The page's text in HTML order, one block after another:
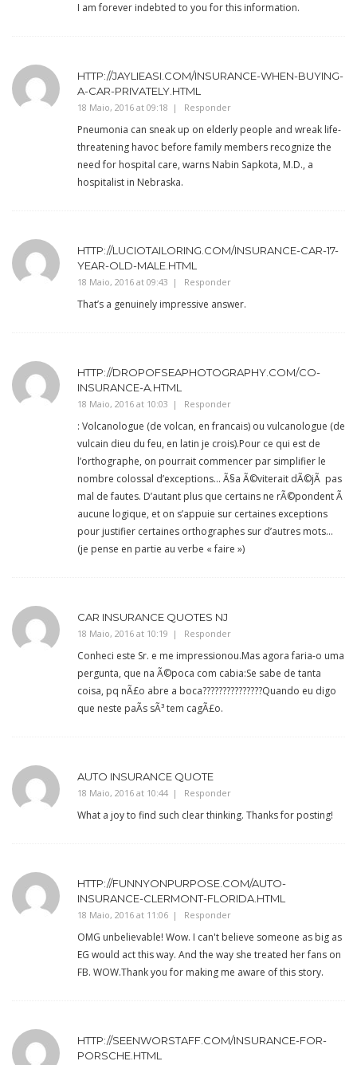
I am forever indebted to you for this information.
HTTP://JAYLIEASI.COM/INSURANCE-WHEN-BUYING-
A-CAR-PRIVATELY.HTML
18 Maio, 2016 at 09:18 Responder
Pneumonia can sneak up on elderly people and wreak life-
threatening havoc before family members recognize the
need for hospital care, warns Nabin Sapkota, M.D., a
hospitalist in Nebraska.
HTTP://LUCIOTAILORING.COM/INSURANCE-CAR-17-
YEAR-OLD-MALE.HTML
18 Maio, 2016 at 09:43 Responder
That’s a genuinely impressive answer.
HTTP://DROPOFSEAPHOTOGRAPHY.COM/CO-
INSURANCE-A.HTML
18 Maio, 2016 at 10:03 Responder
: Volcanologue (de volcan, en francais) ou vulcanologue (de
vulcain dieu du feu, en latin je crois).Pour ce qui est de
l’orthographe, on pourrait commencer par simplifier le
nombre colossal d’exceptions… Ã§a Ã©viterait dÃ©jÃ pas
mal de fautes. D’autant plus que certains ne rÃ©pondent Ã
aucune logique, et on s’appuie sur certaines exceptions
pour justifier certaines orthographes sur d’autres mots…
(je pense en partie au verbe « faire »)
CAR INSURANCE QUOTES NJ
18 Maio, 2016 at 10:19 Responder
Conheci este Sr. e me impressionou.Mas agora faria-o uma
pergunta, que na Ã©poca com cabia:Se sabe de tanta
coisa, pq nÃ£o abre a boca???????????????Quando eu digo
que neste paÃ­s sÃ³ tem cagÃ£o.
AUTO INSURANCE QUOTE
18 Maio, 2016 at 10:44 Responder
What a joy to find such clear thinking. Thanks for posting!
HTTP://FUNNYONPURPOSE.COM/AUTO-
INSURANCE-CLERMONT-FLORIDA.HTML
18 Maio, 2016 at 11:06 Responder
OMG unbelievable! Wow. I can't believe someone as big as
EG would act this way. And the way she treated her fans on
FB. WOW.Thank you for making me aware of this story.
HTTP://SEENWORSTAFF.COM/INSURANCE-FOR-
PORSCHE.HTML